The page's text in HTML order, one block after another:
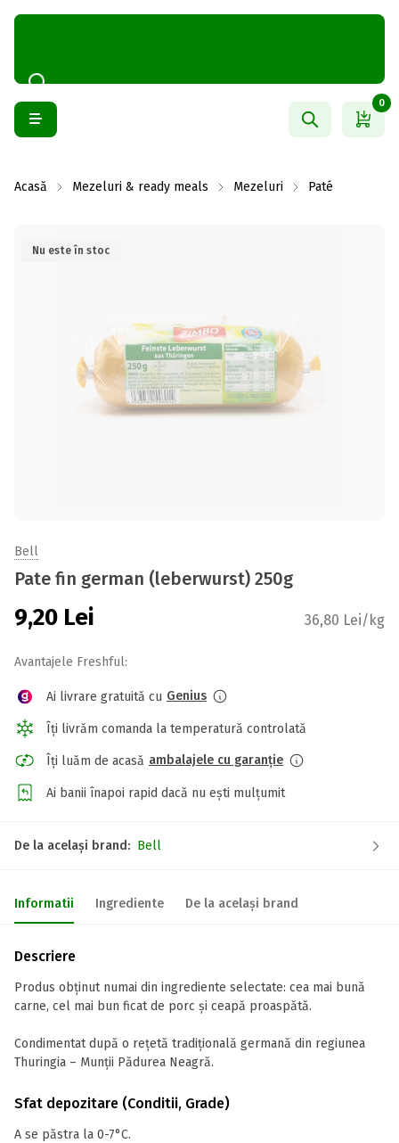
0
Acasă Mezeluri & ready meals Mezeluri Paté
Nu este în stoc
Bell
Pate fin german (leberwurst) 250g
9,20 Lei 36,80 Lei/kg
Avantajele Freshful:
Ai livrare gratuită cu Genius
Îți livrăm comanda la temperatură controlată
Îți luăm de acasă ambalajele cu garanție
Ai banii înapoi rapid dacă nu ești mulțumit
De la același brand: Bell
Informatii Ingrediente De la același brand
Descriere
Produs obținut numai din ingrediente selectate: cea mai bună
carne, cel mai bun ficat de porc și ceapă proaspătă.
Condimentat după o rețetă tradițională germană din regiunea
Thuringia – Munții Pădurea Neagră.
Sfat depozitare (Conditii, Grade)
A se păstra la 0-7°C.